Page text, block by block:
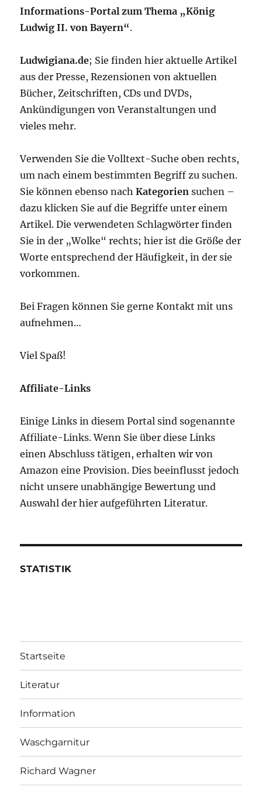
Informations-Portal zum Thema „König
Ludwig II. von Bayern“.
Ludwigiana.de; Sie finden hier aktuelle Artikel
aus der Presse, Rezensionen von aktuellen
Bücher, Zeitschriften, CDs und DVDs,
Ankündigungen von Veranstaltungen und
vieles mehr.
Verwenden Sie die Volltext-Suche oben rechts,
um nach einem bestimmten Begriff zu suchen.
Sie können ebenso nachKategorien suchen –
dazu klicken Sie auf die Begriffe unter einem
Artikel. Die verwendeten Schlagwörter finden
Sie in der „Wolke“ rechts; hier ist die Größe der
Worte entsprechend der Häufigkeit, in der sie
vorkommen.
Bei Fragen können Sie gerne Kontakt mit uns
aufnehmen…
Viel Spaß!
Affiliate-Links
Einige Links in diesem Portal sind sogenannte
Affiliate-Links. Wenn Sie über diese Links
einen Abschluss tätigen, erhalten wir von
Amazon eine Provision. Dies beeinflusst jedoch
nicht unsere unabhängige Bewertung und
Auswahl der hier aufgeführten Literatur.
STATISTIK
Startseite
Literatur
Information
Waschgarnitur
Richard Wagner